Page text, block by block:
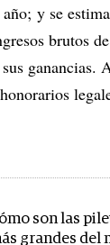
y se
brutos
ganancias.
son las
grandes del